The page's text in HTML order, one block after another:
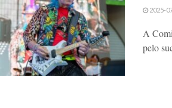
2025-
A
pelo